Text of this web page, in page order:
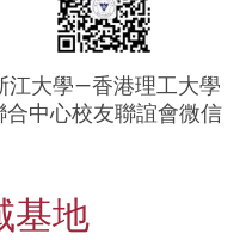
江大學—香港理工大學
合中心校友聯誼會微信
基地